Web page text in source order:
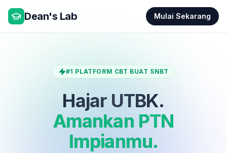
Dean's Lab Mulai Sekarang
#1 PLATFORM CBT BUAT SNBT
Hajar UTBK.
Amankan PTN
Impianmu.